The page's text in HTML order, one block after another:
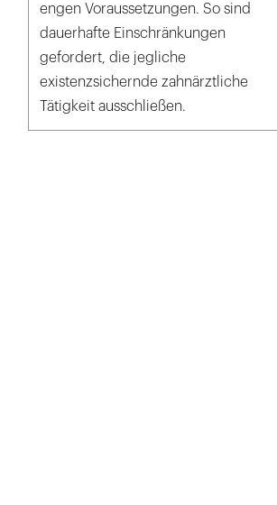
engen Voraussetzungen. So sind
dauerhafte Einschränkungen
gefordert, die jegliche
existenzsichernde zahnärztliche
Tätigkeit ausschließen.